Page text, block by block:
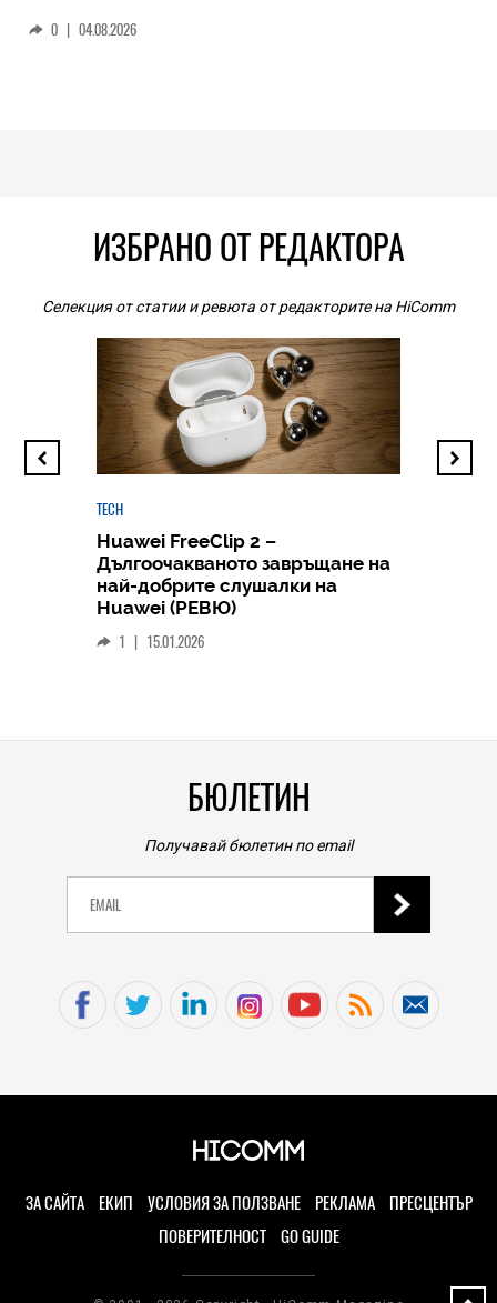
0 | 04.08.2026
ИЗБРАНО ОТ РЕДАКТОРА
Селекция от статии и ревюта от редакторите на HiComm
TECH
Huawei FreeClip 2 –
Дългоочакваното завръщане на
най-добрите слушалки на
Huawei (РЕВЮ)
1 | 15.01.2026
БЮЛЕТИН
Получавай бюлетин по email
ЗА САЙТА ЕКИП УСЛОВИЯ ЗА ПОЛЗВАНЕ РЕКЛАМА
ПРЕСЦЕНТЪР
ПОВЕРИТЕЛНОСТ
GO GUIDE